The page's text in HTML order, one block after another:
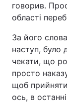
говорив.
області
За його
наступ,
чекати, що
просто
щоб
ось, в